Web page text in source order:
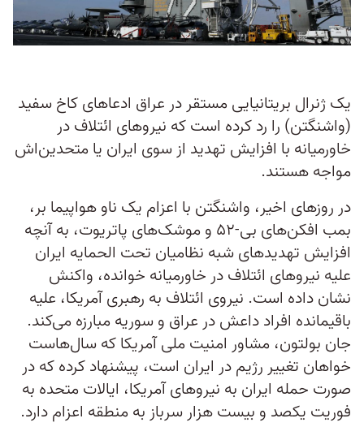
یک ژنرال بریتانیایی مستقر در عراق ادعاهای کاخ سفید
(واشنگتن) را رد کرده است که نیروهای ائتلاف در
خاورمیانه با افزایش تهدید از سوی ایران یا متحدین‌اش
مواجه هستند.
در روزهای اخیر، واشنگتن با اعزام یک ناو هواپیما بر،
بمب افکن‌های بی-۵۲ و موشک‌های پاتریوت، به آنچه
افزایش تهدیدهای شبه نظامیان تحت الحمایه ایران
علیه نیروهای ائتلاف در خاورمیانه خوانده، واکنش
نشان داده است. نیروی ائتلاف به رهبری آمریکا، علیه
باقیمانده افراد داعش در عراق و سوریه مبارزه می‌کند.
جان بولتون، مشاور امنیت ملی آمریکا که سال‌هاست
خواهان تغییر رژیم در ایران است، پیشنهاد کرده که در
صورت حمله ایران به نیروهای آمریکا، ایالات متحده به
فوریت یکصد و بیست هزار سرباز به منطقه اعزام دارد.